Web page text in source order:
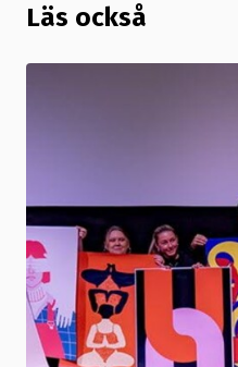
Läs också